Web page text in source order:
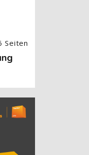
Seiten